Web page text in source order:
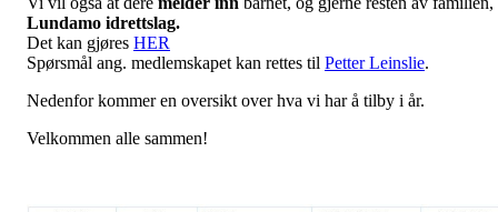
Lundamo idrettslag.
Det kan gjøres HER
Spørsmål ang. medlemskapet kan rettes til Petter Leinslie.
Nedenfor kommer en oversikt over hva vi har å tilby i år.
Velkommen alle sammen!